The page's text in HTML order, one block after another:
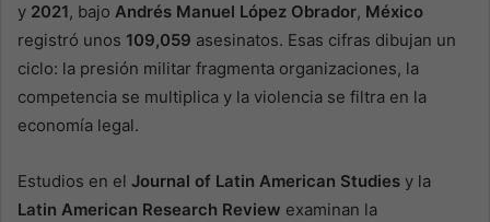
y 2021, bajo Andrés Manuel López Obrador, México
registró unos 109,059 asesinatos. Esas cifras dibujan un
ciclo: la presión militar fragmenta organizaciones, la
competencia se multiplica y la violencia se filtra en la
economía legal.
Estudios en el Journal of Latin American Studies y la
Latin American Research Review examinan la